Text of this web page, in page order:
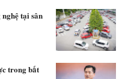
tại sân
trong bất